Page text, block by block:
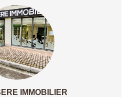
IMMOBILIER